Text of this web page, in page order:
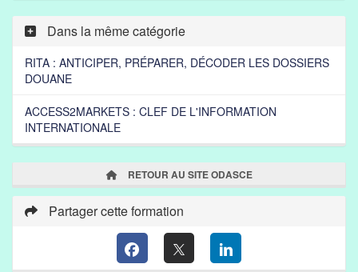
Dans la même catégorie
RITA : ANTICIPER, PRÉPARER, DÉCODER LES DOSSIERS
DOUANE
ACCESS2MARKETS : CLEF DE L'INFORMATION
INTERNATIONALE
RETOUR AU SITE ODASCE
Partager cette formation